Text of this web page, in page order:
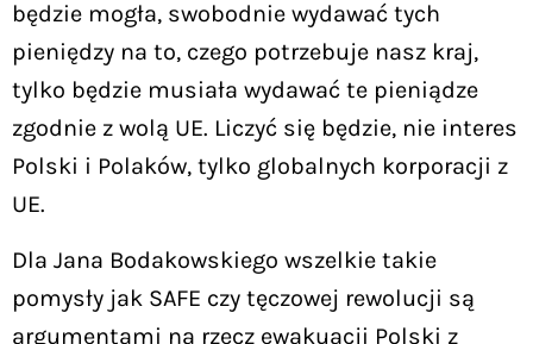
będzie mogła, swobodnie wydawać tych
pieniędzy na to, czego potrzebuje nasz kraj,
tylko będzie musiała wydawać te pieniądze
zgodnie z wolą UE. Liczyć się będzie, nie interes
Polski i Polaków, tylko globalnych korporacji z
UE.
Dla Jana Bodakowskiego wszelkie takie
pomysły jak SAFE czy tęczowej rewolucji są
argumentami na rzecz ewakuacji Polski z